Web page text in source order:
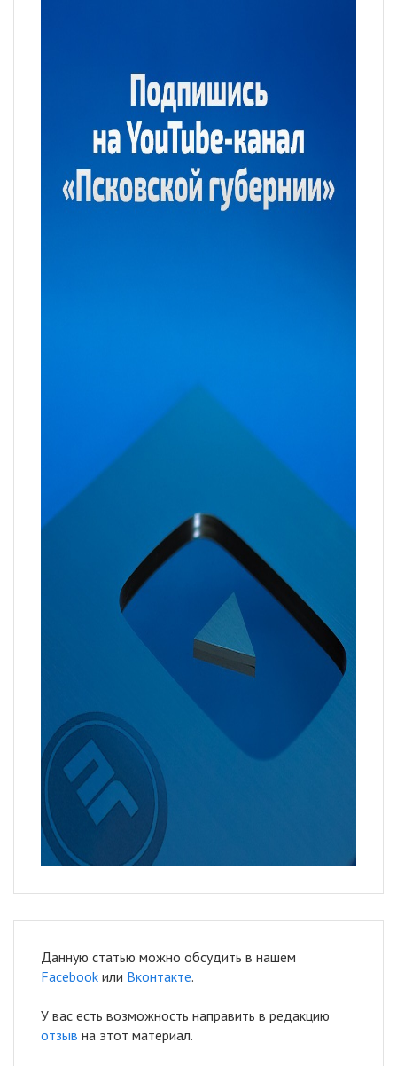
Данную статью можно обсудить в нашем
Facebook или Вконтакте.
У вас есть возможность направить в редакцию
отзыв на этот материал.